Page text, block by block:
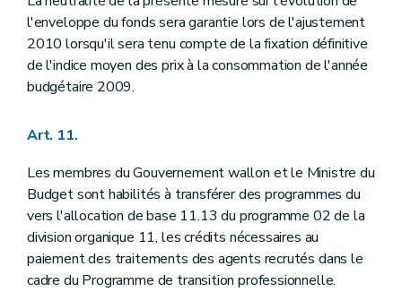
l'enveloppe du fonds sera garantie lors de l'ajustement
2010 lorsqu'il sera tenu compte de la fixation définitive
de l'indice moyen des prix à la consommation de l'année
budgétaire 2009.
Art. 11.
Les membres du Gouvernement wallon et le Ministre du
Budget sont habilités à transférer des programmes du
vers l'allocation de base 11.13 du programme 02 de la
division organique 11, les crédits nécessaires au
paiement des traitements des agents recrutés dans le
cadre du Programme de transition professionnelle.